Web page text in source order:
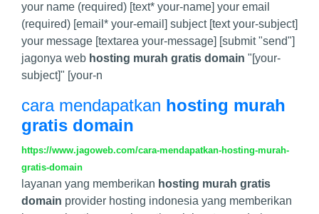
your name (required) [text* your-name] your email
(required) [email* your-email] subject [text your-subject]
your message [textarea your-message] [submit "send"]
jagonya web hosting murah gratis domain "[your-
subject]" [your-n
cara mendapatkan hosting murah
gratis domain
https://www.jagoweb.com/cara-mendapatkan-hosting-murah-
gratis-domain
layanan yang memberikan hosting murah gratis
domain provider hosting indonesia yang memberikan